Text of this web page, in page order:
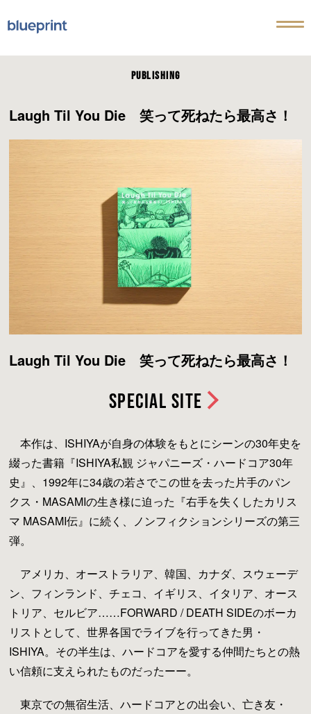
PUBLISHING
Laugh Til You Die 笑って死ねたら最高さ！
Laugh Til You Die 笑って死ねたら最高さ！
Special Site
本作は、ISHIYAが自身の体験をもとにシーンの30年史を
綴った書籍『ISHIYA私観 ジャパニーズ・ハードコア30年
史』、1992年に34歳の若さでこの世を去った片手のパン
クス・MASAMIの生き様に迫った『右手を失くしたカリス
マ MASAMI伝』に続く、ノンフィクションシリーズの第三
弾。
アメリカ、オーストラリア、韓国、カナダ、スウェーデ
ン、フィンランド、チェコ、イギリス、イタリア、オース
トリア、セルビア……FORWARD / DEATH SIDEのボーカ
リストとして、世界各国でライブを行ってきた男・
ISHIYA。その半生は、ハードコアを愛する仲間たちとの熱
い信頼に支えられたものだったーー。
東京での無宿生活、ハードコアとの出会い、亡き友・